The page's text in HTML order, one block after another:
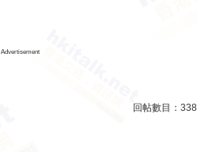
Advertisement
回帖數目： 338